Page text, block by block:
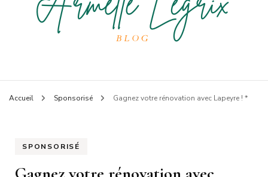
Armelle
Accueil Sponsorisé Gagnez votre rénovation avec Lapeyre ! *
SPONSORISÉ